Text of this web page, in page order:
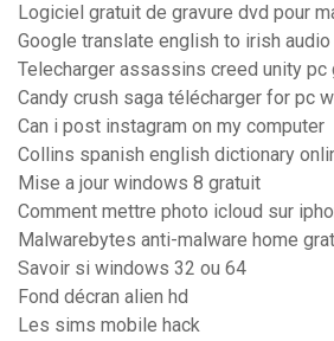
Logiciel gratuit de gravure dvd pour
Google translate english to irish audio
Telecharger assassins creed unity pc
Candy crush saga télécharger for pc
Can i post instagram on my computer
Collins spanish english dictionary
Mise a jour windows 8 gratuit
Comment mettre photo icloud sur
Malwarebytes anti-malware home
Savoir si windows 32 ou 64
Fond décran alien hd
Les sims mobile hack